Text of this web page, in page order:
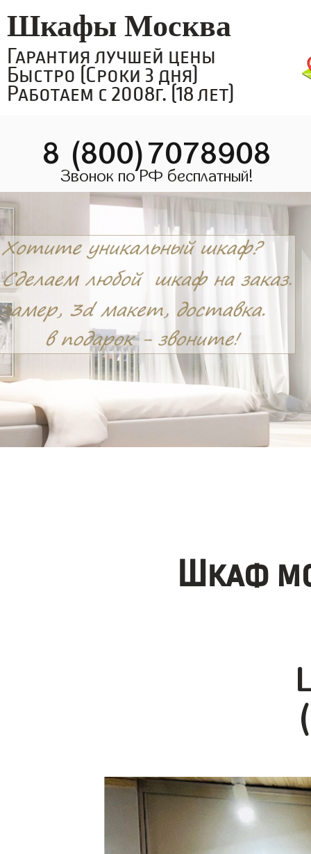
Шкафы Москва
Гарантия лучшей цены
Быстро (Сроки 3 дня)
Работаем с 2008г. (18 лет)
8 (800)7078908
Звонок по РФ бесплатный!
Шкаф